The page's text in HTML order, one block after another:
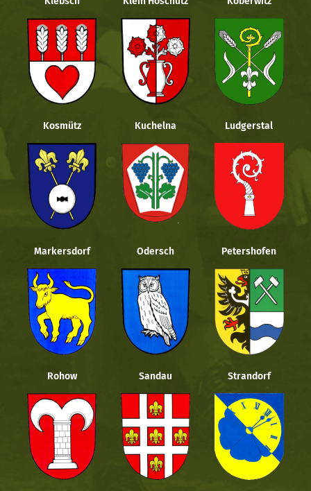
Kosmütz Kuchelna Ludgerstal
Markersdorf Odersch Petershofen
Rohow Sandau Strandorf